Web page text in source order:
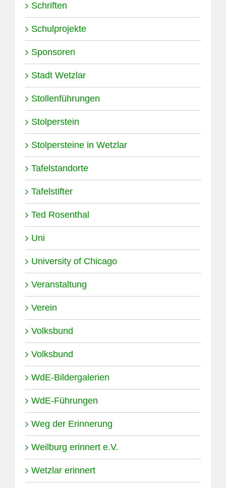
Schriften
Schulprojekte
Sponsoren
Stadt Wetzlar
Stollenführungen
Stolperstein
Stolpersteine in Wetzlar
Tafelstandorte
Tafelstifter
Ted Rosenthal
Uni
University of Chicago
Veranstaltung
Verein
Volksbund
Volksbund
WdE-Bildergalerien
WdE-Führungen
Weg der Erinnerung
Weilburg erinnert e.V.
Wetzlar erinnert